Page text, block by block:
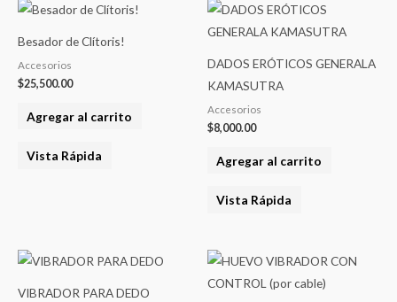
Besador de Clítoris!
Accesorios
$25,500.00
Agregar al carrito
Vista Rápida
DADOS ERÓTICOS GENERALA
KAMASUTRA
Accesorios
$8,000.00
Agregar al carrito
Vista Rápida
VIBRADOR PARA DEDO